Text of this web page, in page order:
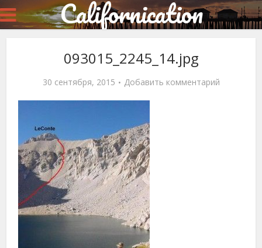
Californication
093015_2245_14.jpg
30 сентября, 2015 Добавить комментарий